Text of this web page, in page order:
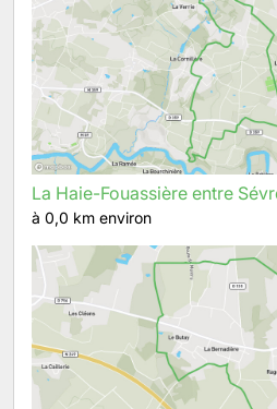
La Haie-Fouassière entre
à 0,0 km environ